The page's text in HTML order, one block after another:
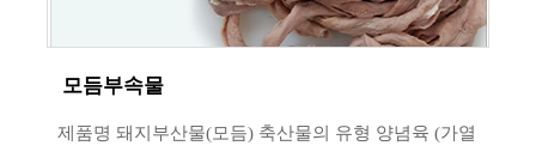
모듬부속물
제품명 돼지부산물(모듬) 축산물의 유형 양념육 (가열